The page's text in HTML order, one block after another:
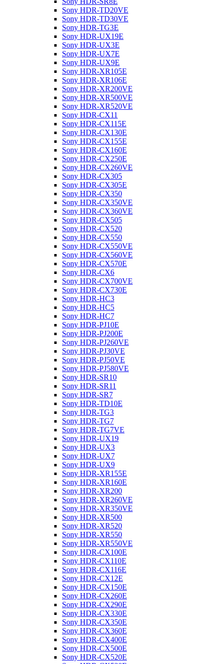
Sony HDR-TD20VE
Sony HDR-TD30VE
Sony HDR-TG3E
Sony HDR-UX19E
Sony HDR-UX3E
Sony HDR-UX7E
Sony HDR-UX9E
Sony HDR-XR105E
Sony HDR-XR106E
Sony HDR-XR200VE
Sony HDR-XR500VE
Sony HDR-XR520VE
Sony HDR-CX11
Sony HDR-CX115E
Sony HDR-CX130E
Sony HDR-CX155E
Sony HDR-CX160E
Sony HDR-CX250E
Sony HDR-CX260VE
Sony HDR-CX305
Sony HDR-CX305E
Sony HDR-CX350
Sony HDR-CX350VE
Sony HDR-CX360VE
Sony HDR-CX505
Sony HDR-CX520
Sony HDR-CX550
Sony HDR-CX550VE
Sony HDR-CX560VE
Sony HDR-CX570E
Sony HDR-CX6
Sony HDR-CX700VE
Sony HDR-CX730E
Sony HDR-HC3
Sony HDR-HC5
Sony HDR-HC7
Sony HDR-PJ10E
Sony HDR-PJ200E
Sony HDR-PJ260VE
Sony HDR-PJ30VE
Sony HDR-PJ50VE
Sony HDR-PJ580VE
Sony HDR-SR10
Sony HDR-SR11
Sony HDR-SR7
Sony HDR-TD10E
Sony HDR-TG3
Sony HDR-TG7
Sony HDR-TG7VE
Sony HDR-UX19
Sony HDR-UX3
Sony HDR-UX7
Sony HDR-UX9
Sony HDR-XR155E
Sony HDR-XR160E
Sony HDR-XR200
Sony HDR-XR260VE
Sony HDR-XR350VE
Sony HDR-XR500
Sony HDR-XR520
Sony HDR-XR550
Sony HDR-XR550VE
Sony HDR-CX100E
Sony HDR-CX110E
Sony HDR-CX116E
Sony HDR-CX12E
Sony HDR-CX150E
Sony HDR-CX260E
Sony HDR-CX290E
Sony HDR-CX330E
Sony HDR-CX350E
Sony HDR-CX360E
Sony HDR-CX400E
Sony HDR-CX500E
Sony HDR-CX520E